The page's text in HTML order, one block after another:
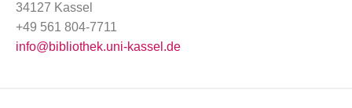
34127 Kassel
+49 561 804-7711
info@bibliothek.uni-kassel.de